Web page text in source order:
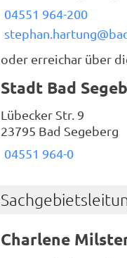
04551 964-200
oder erreichar über
Stadt Bad
Lübecker Str. 9
23795 Bad Segeberg
04551 964-0
Charlene